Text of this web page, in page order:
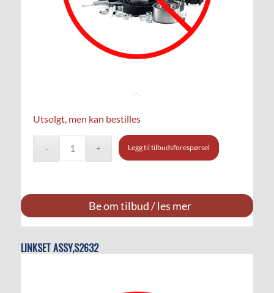
Utsolgt, men kan bestilles
Legg til tilbudsforespørsel
Be om tilbud / les mer
LINKSET ASSY,S2632